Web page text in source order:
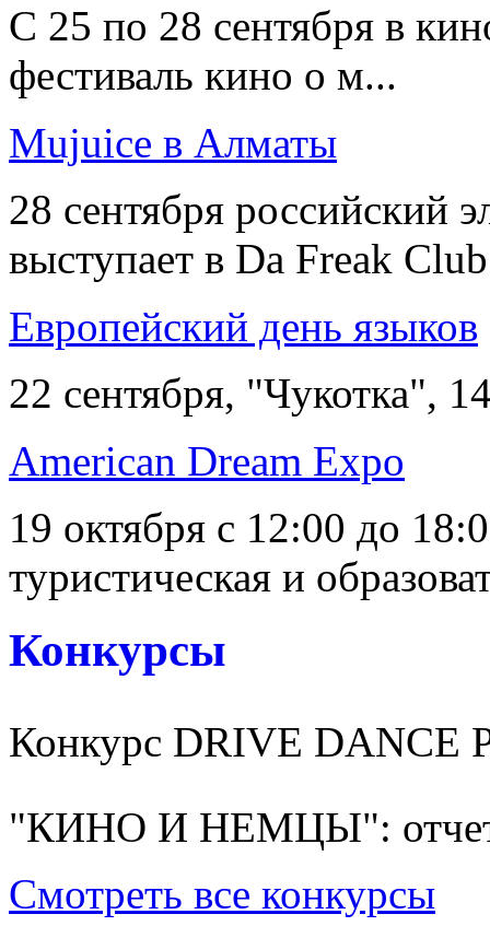
С 25 по 28 сентября в
фестиваль кино о м...
Mujuice в Алматы
28 сентября российский
выступает в Da Freak
Европейский день языков
22 сентября, "Чукотка",
American Dream Expo
19 октября с 12:00 до
туристическая и
Конкурсы
Конкурс DRIVE DANCE
"КИНО И НЕМЦЫ": отчет
Смотреть все конкурсы